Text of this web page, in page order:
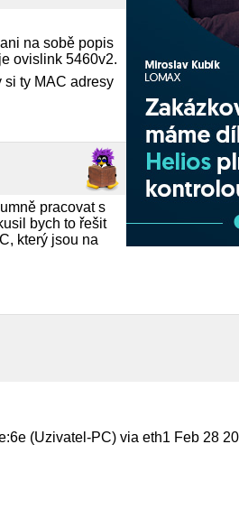
na sobě popis
ovislink 5460v2.
si ty MAC adresy
pracovat s
bych to řešit
který jsou na
(Uzivatel-PC) via eth1 Feb 28